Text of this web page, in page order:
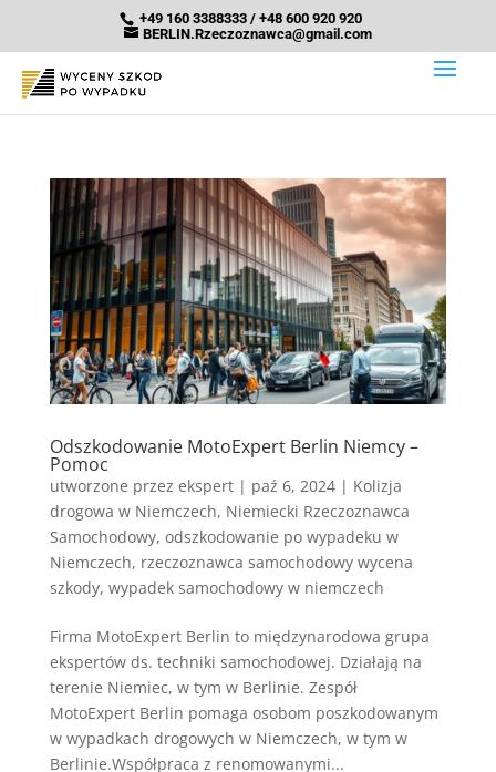
+49 160 3388333 / +48 600 920 920
BERLIN.Rzeczoznawca@gmail.com
Odszkodowanie MotoExpert Berlin Niemcy –
Pomoc
utworzone przez ekspert| paź 6, 2024| Kolizja
drogowa w Niemczech, Niemiecki Rzeczoznawca
Samochodowy, odszkodowanie po wypadeku w
Niemczech, rzeczoznawca samochodowy wycena
szkody, wypadek samochodowy w niemczech
Firma MotoExpert Berlin to międzynarodowa grupa
ekspertów ds. techniki samochodowej. Działają na
terenie Niemiec, w tym w Berlinie. Zespół
MotoExpert Berlin pomaga osobom poszkodowanym
w wypadkach drogowych w Niemczech, w tym w
Berlinie.Współpraca z renomowanymi...